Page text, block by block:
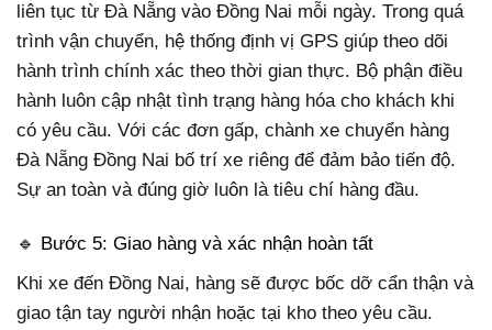
liên tục từ Đà Nẵng vào Đồng Nai mỗi ngày. Trong quá
trình vận chuyển, hệ thống định vị GPS giúp theo dõi
hành trình chính xác theo thời gian thực. Bộ phận điều
hành luôn cập nhật tình trạng hàng hóa cho khách khi
có yêu cầu. Với các đơn gấp, chành xe chuyển hàng
Đà Nẵng Đồng Nai bố trí xe riêng để đảm bảo tiến độ.
Sự an toàn và đúng giờ luôn là tiêu chí hàng đầu.
🔹 Bước 5: Giao hàng và xác nhận hoàn tất
Khi xe đến Đồng Nai, hàng sẽ được bốc dỡ cẩn thận và
giao tận tay người nhận hoặc tại kho theo yêu cầu.